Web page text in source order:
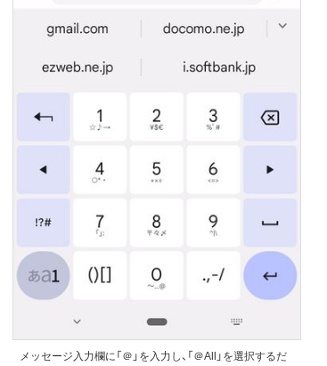
メッセージ入力欄に「＠」を入力し、「＠All」を選択するだ